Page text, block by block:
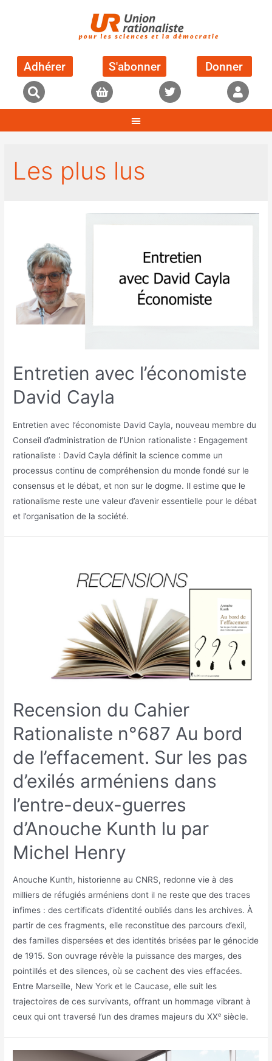
Adhérer S'abonner Donner
Les plus lus
Entretien avec l’économiste
David Cayla
Entretien avec l’économiste David Cayla, nouveau membre du
Conseil d’administration de l’Union rationaliste : Engagement
rationaliste : David Cayla définit la science comme un
processus continu de compréhension du monde fondé sur le
consensus et le débat, et non sur le dogme. Il estime que le
rationalisme reste une valeur d’avenir essentielle pour le débat
et l’organisation de la société.
Recension du Cahier
Rationaliste n°687 Au bord
de l’effacement. Sur les pas
d’exilés arméniens dans
l’entre-deux-guerres
d’Anouche Kunth lu par
Michel Henry
Anouche Kunth, historienne au CNRS, redonne vie à des
milliers de réfugiés arméniens dont il ne reste que des traces
infimes : des certificats d’identité oubliés dans les archives. À
partir de ces fragments, elle reconstitue des parcours d’exil,
des familles dispersées et des identités brisées par le génocide
de 1915. Son ouvrage révèle la puissance des marges, des
pointillés et des silences, où se cachent des vies effacées.
Entre Marseille, New York et le Caucase, elle suit les
trajectoires de ces survivants, offrant un hommage vibrant à
ceux qui ont traversé l’un des drames majeurs du XXᵉ siècle.